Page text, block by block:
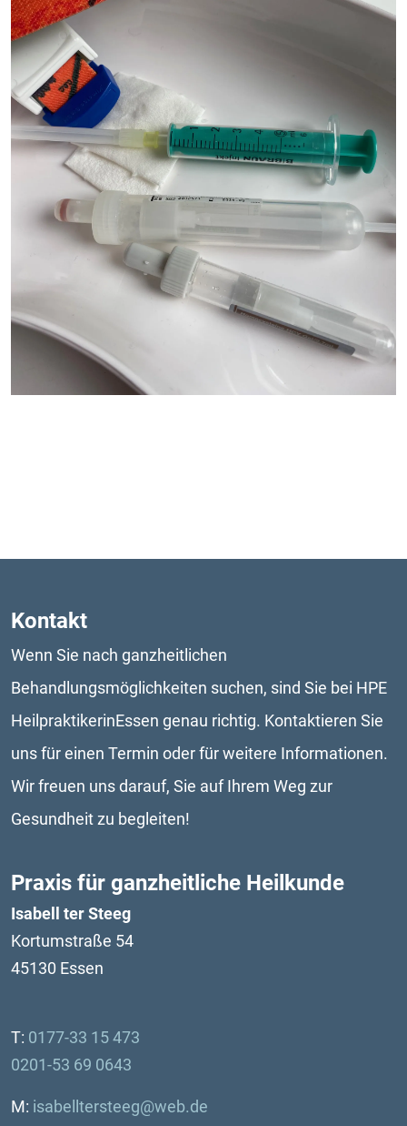
Kontakt
Wenn Sie nach ganzheitlichen
Behandlungsmöglichkeiten suchen, sind Sie bei HPE
HeilpraktikerinEssen genau richtig. Kontaktieren Sie
uns für einen Termin oder für weitere Informationen.
Wir freuen uns darauf, Sie auf Ihrem Weg zur
Gesundheit zu begleiten!
Praxis für ganzheitliche Heilkunde
Isabell ter Steeg
Kortumstraße 54
45130 Essen
T: 0177-33 15 473
0201-53 69 0643
M: isabelltersteeg@web.de